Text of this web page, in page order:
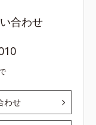
合わせ
わせ